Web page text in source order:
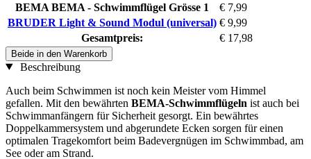
BEMA BEMA - Schwimmflügel Grösse 1
€ 7,99
BRUDER Light & Sound Modul (universal) € 9,99
Gesamtpreis:
€ 17,98
Beide in den Warenkorb
Beschreibung
Auch beim Schwimmen ist noch kein Meister vom Himmel
gefallen. Mit den bewährten BEMA-Schwimmflügeln ist auch bei
Schwimmanfängern für Sicherheit gesorgt. Ein bewährtes
Doppelkammersystem und abgerundete Ecken sorgen für einen
optimalen Tragekomfort beim Badevergnügen im Schwimmbad, am
See oder am Strand.